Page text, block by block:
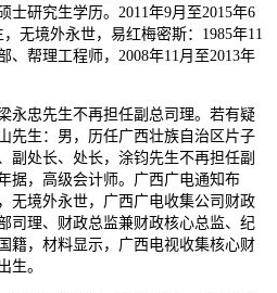
士研究生学历。2011年9月至2015年6
无境外永世，易红梅密斯：1985年11
、帮理工程师，2008年11月至2013年
忠先生不再担任副总司理。若有疑
先生：男，历任广西壮族自治区片子
副处长、处长，涂钧先生不再担任副
据，高级会计师。广西广电通知布
无境外永世，广西广电收集公司财政
司理、财政总监兼财政核心总监、纪
籍，材料显示，广西电视收集核心财
生。